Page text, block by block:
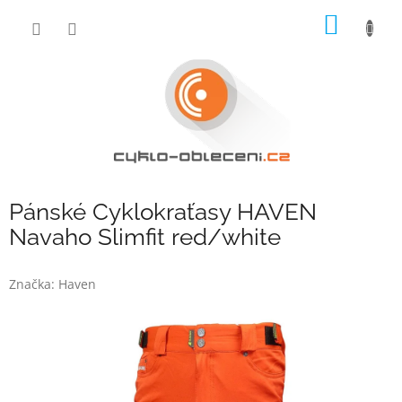
Pánské Cyklokraťasy HAVEN
Navaho Slimfit red/white
Značka: Haven